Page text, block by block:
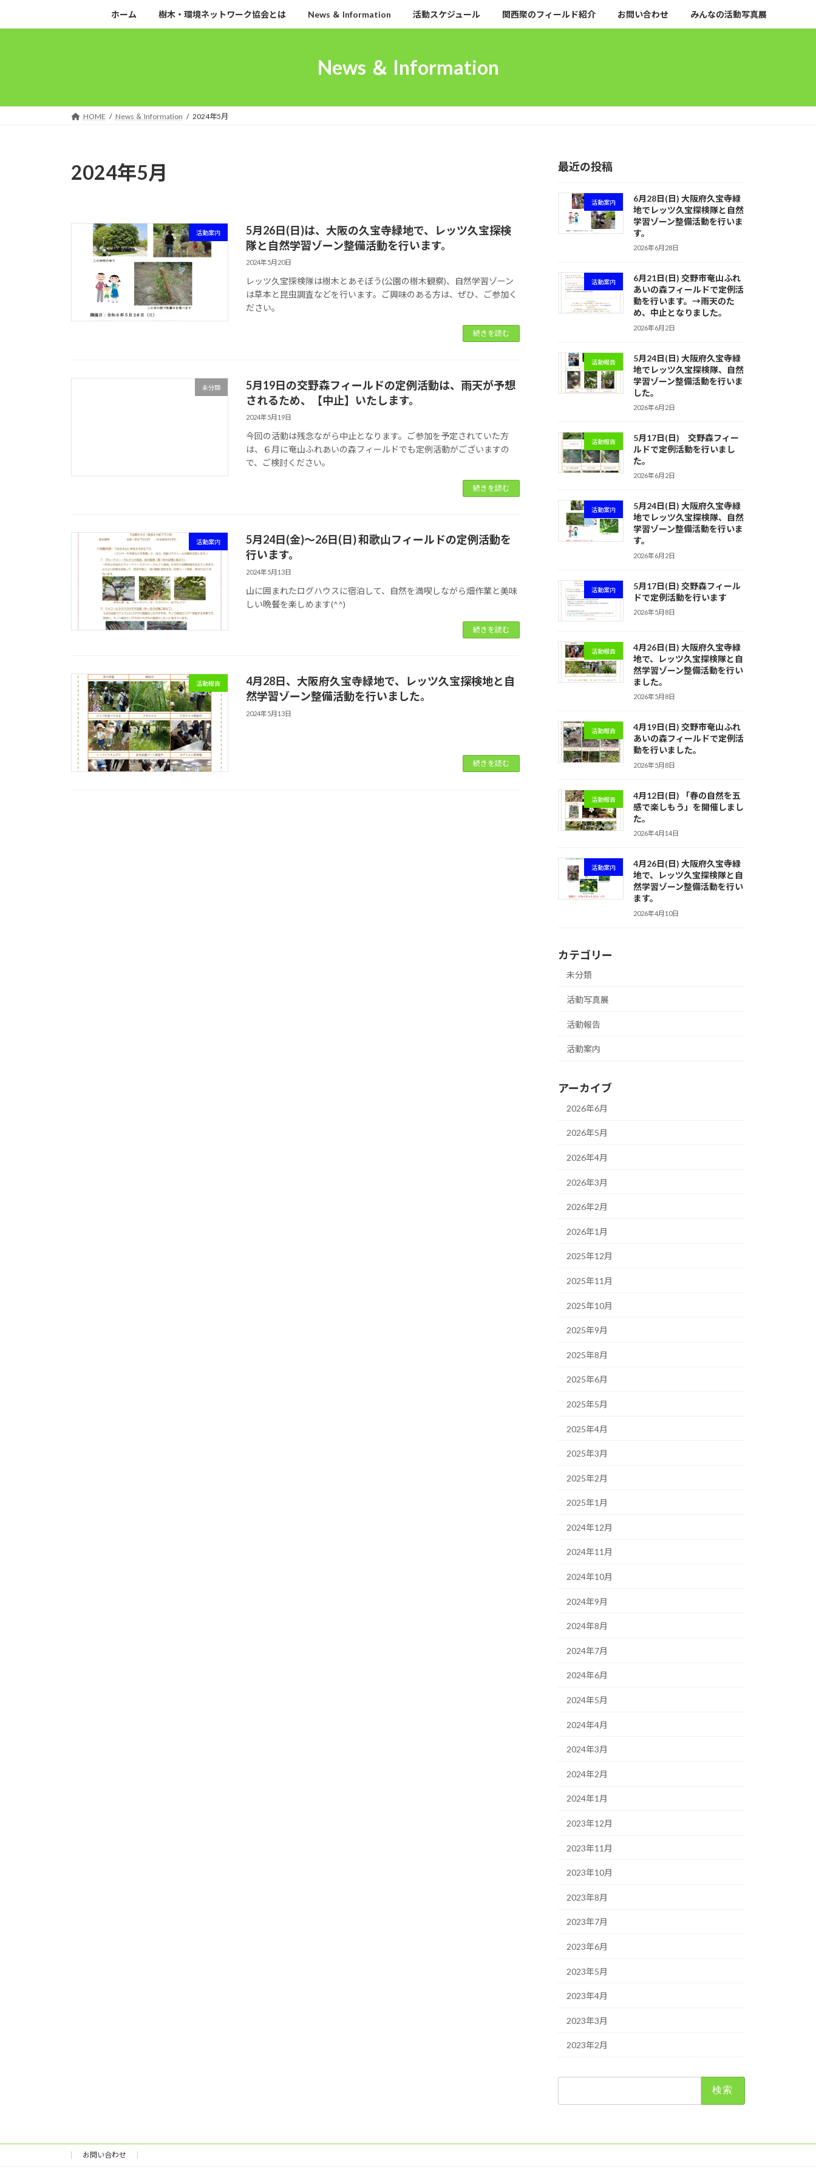
キ
に
ホーム 樹木・環境ネットワーク協会とは News ＆ Information 活動スケジュール 関西聚のフィールド紹介 お問い合わせ みんなの活動写真展
News ＆ Information
HOME News ＆ Information 2024年5月
2024年5月
活動案内
5月26日(日)は、大阪の久宝寺緑地で、レッツ久宝探検
隊と自然学習ゾーン整備活動を行います。
2024年5月20日
レッツ久宝探検隊は樹木とあそぼう(公園の樹木観察)、自然学習ゾーン
は草本と昆虫調査などを行います。ご興味のある方は、ぜひ、ご参加く
ださい。
続きを読む
未分類
5月19日の交野森フィールドの定例活動は、雨天が予想
されるため、【中止】いたします。
2024年5月19日
今回の活動は残念ながら中止となります。ご参加を予定されていた方
は、６月に奄山ふれあいの森フィールドでも定例活動がございますの
で、ご検討ください。
続きを読む
活動案内
5月24日(金)～26日(日) 和歌山フィールドの定例活動を
行います。
2024年5月13日
山に囲まれたログハウスに宿泊して、自然を満喫しながら畑作業と美味
しい晩餐を楽しめます(^^)
続きを読む
活動報告
4月28日、大阪府久宝寺緑地で、レッツ久宝探検地と自
然学習ゾーン整備活動を行いました。
2024年5月13日
続きを読む
最近の投稿
活動案内
6月28日(日) 大阪府久宝寺緑
地でレッツ久宝探検隊と自然
学習ゾーン整備活動を行いま
す。
2026年6月28日
活動案内
6月21日(日) 交野市奄山ふれ
あいの森フィールドで定例活
動を行います。→雨天のた
め、中止となりました。
2026年6月2日
活動報告
5月24日(日) 大阪府久宝寺緑
地でレッツ久宝探検隊、自然
学習ゾーン整備活動を行いま
した。
2026年6月2日
活動報告
5月17日(日) 交野森フィー
ルドで定例活動を行いまし
た。
2026年6月2日
活動案内
5月24日(日) 大阪府久宝寺緑
地でレッツ久宝探検隊、自然
学習ゾーン整備活動を行いま
す。
2026年6月2日
活動案内
5月17日(日) 交野森フィール
ドで定例活動を行います
2026年5月8日
活動報告
4月26日(日) 大阪府久宝寺緑
地で、レッツ久宝探検隊と自
然学習ゾーン整備活動を行い
ました。
2026年5月8日
活動報告
4月19日(日) 交野市奄山ふれ
あいの森フィールドで定例活
動を行いました。
2026年5月8日
活動報告
4月12日(日) 「春の自然を五
感で楽しもう」を開催しまし
た。
2026年4月14日
活動案内
4月26日(日) 大阪府久宝寺緑
地で、レッツ久宝探検隊と自
然学習ゾーン整備活動を行い
ます。
2026年4月10日
カテゴリー
未分類
活動写真展
活動報告
活動案内
アーカイブ
2026年6月
2026年5月
2026年4月
2026年3月
2026年2月
2026年1月
2025年12月
2025年11月
2025年10月
2025年9月
2025年8月
2025年6月
2025年5月
2025年4月
2025年3月
2025年2月
2025年1月
2024年12月
2024年11月
2024年10月
2024年9月
2024年8月
2024年7月
2024年6月
2024年5月
2024年4月
2024年3月
2024年2月
2024年1月
2023年12月
2023年11月
2023年10月
2023年8月
2023年7月
2023年6月
2023年5月
2023年4月
2023年3月
2023年2月
お問い合わせ